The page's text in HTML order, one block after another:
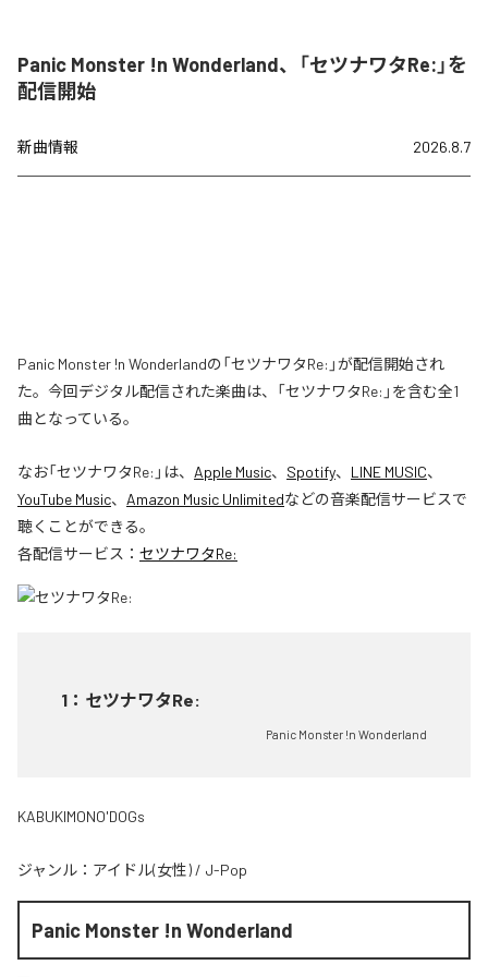
Panic Monster !n Wonderland、「セツナワタRe:」を
配信開始
新曲情報 2026.8.7
Panic Monster !n Wonderlandの「セツナワタRe:」が配信開始され
た。今回デジタル配信された楽曲は、「セツナワタRe:」を含む全1
曲となっている。
なお「セツナワタRe: 」は、 Apple Music、 Spotify、 LINE MUSIC、
YouTube Music、 Amazon Music Unlimitedなどの音楽配信サービスで
聴くことができる。
各配信サービス： セツナワタRe:
1 ： セツナワタRe:
Panic Monster !n Wonderland
KABUKIMONO'DOGs
ジャンル： アイドル(女性) / J-Pop
Panic Monster !n Wonderland